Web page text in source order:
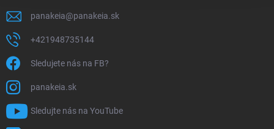
panakeia@panakeia.sk
+421948735144
Sledujete nás na FB?
panakeia.sk
Sledujte nás na YouTube